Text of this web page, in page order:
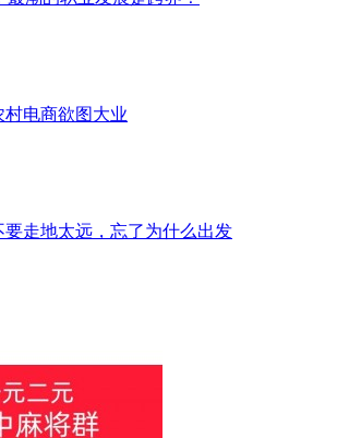
电商欲图大业
要走地太远，忘了为什么出发